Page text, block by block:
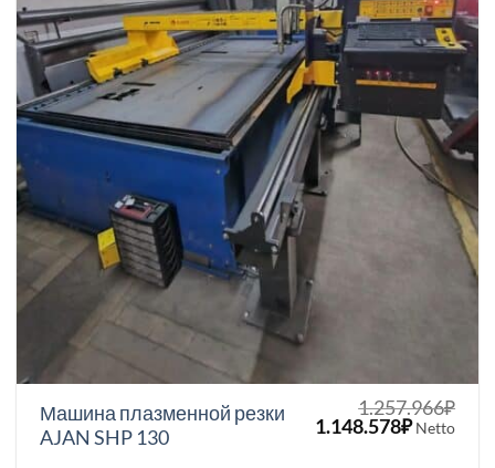
Машина плазменной резки
AJAN SHP 130
1.257.966₽
Первоначальная
1.148.578₽Текущая
Netto